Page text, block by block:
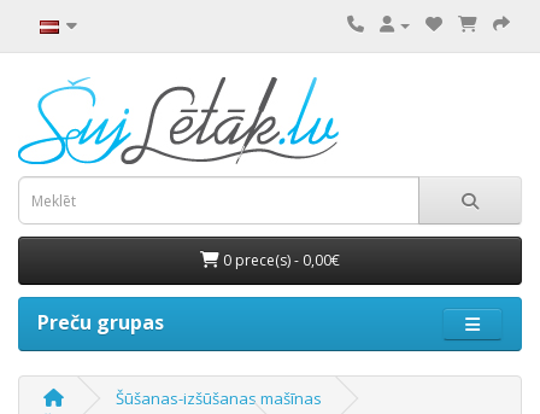
0 prece(s) - 0,00€
Preču grupas
Šūšanas-izšūšanas mašīnas